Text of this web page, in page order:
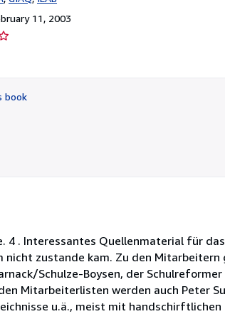
11, 2003
book
4 . Interessantes Quellenmaterial für
zustande kam. Zu den Mitarbeitern
Schulze-Boysen, der
Mitarbeiterlisten werden auch Peter
u.ä., meist mit